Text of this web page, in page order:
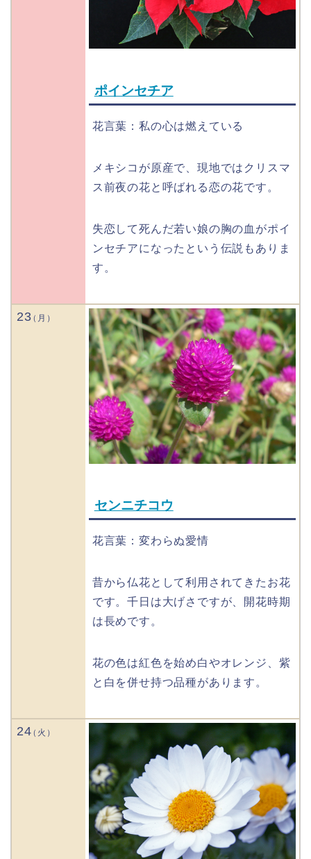
ポインセチア
花言葉：私の心は燃えている
メキシコが原産で、現地ではクリスマ
ス前夜の花と呼ばれる恋の花です。
失恋して死んだ若い娘の胸の血がポイ
ンセチアになったという伝説もありま
す。
23
センニチコウ
花言葉：変わらぬ愛情
昔から仏花として利用されてきたお花
です。千日は大げさですが、開花時期
は長めです。
花の色は紅色を始め白やオレンジ、紫
と白を併せ持つ品種があります。
24